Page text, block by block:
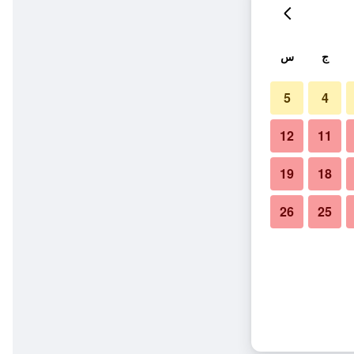
ج س
4
5
11
12
18
19
25
26